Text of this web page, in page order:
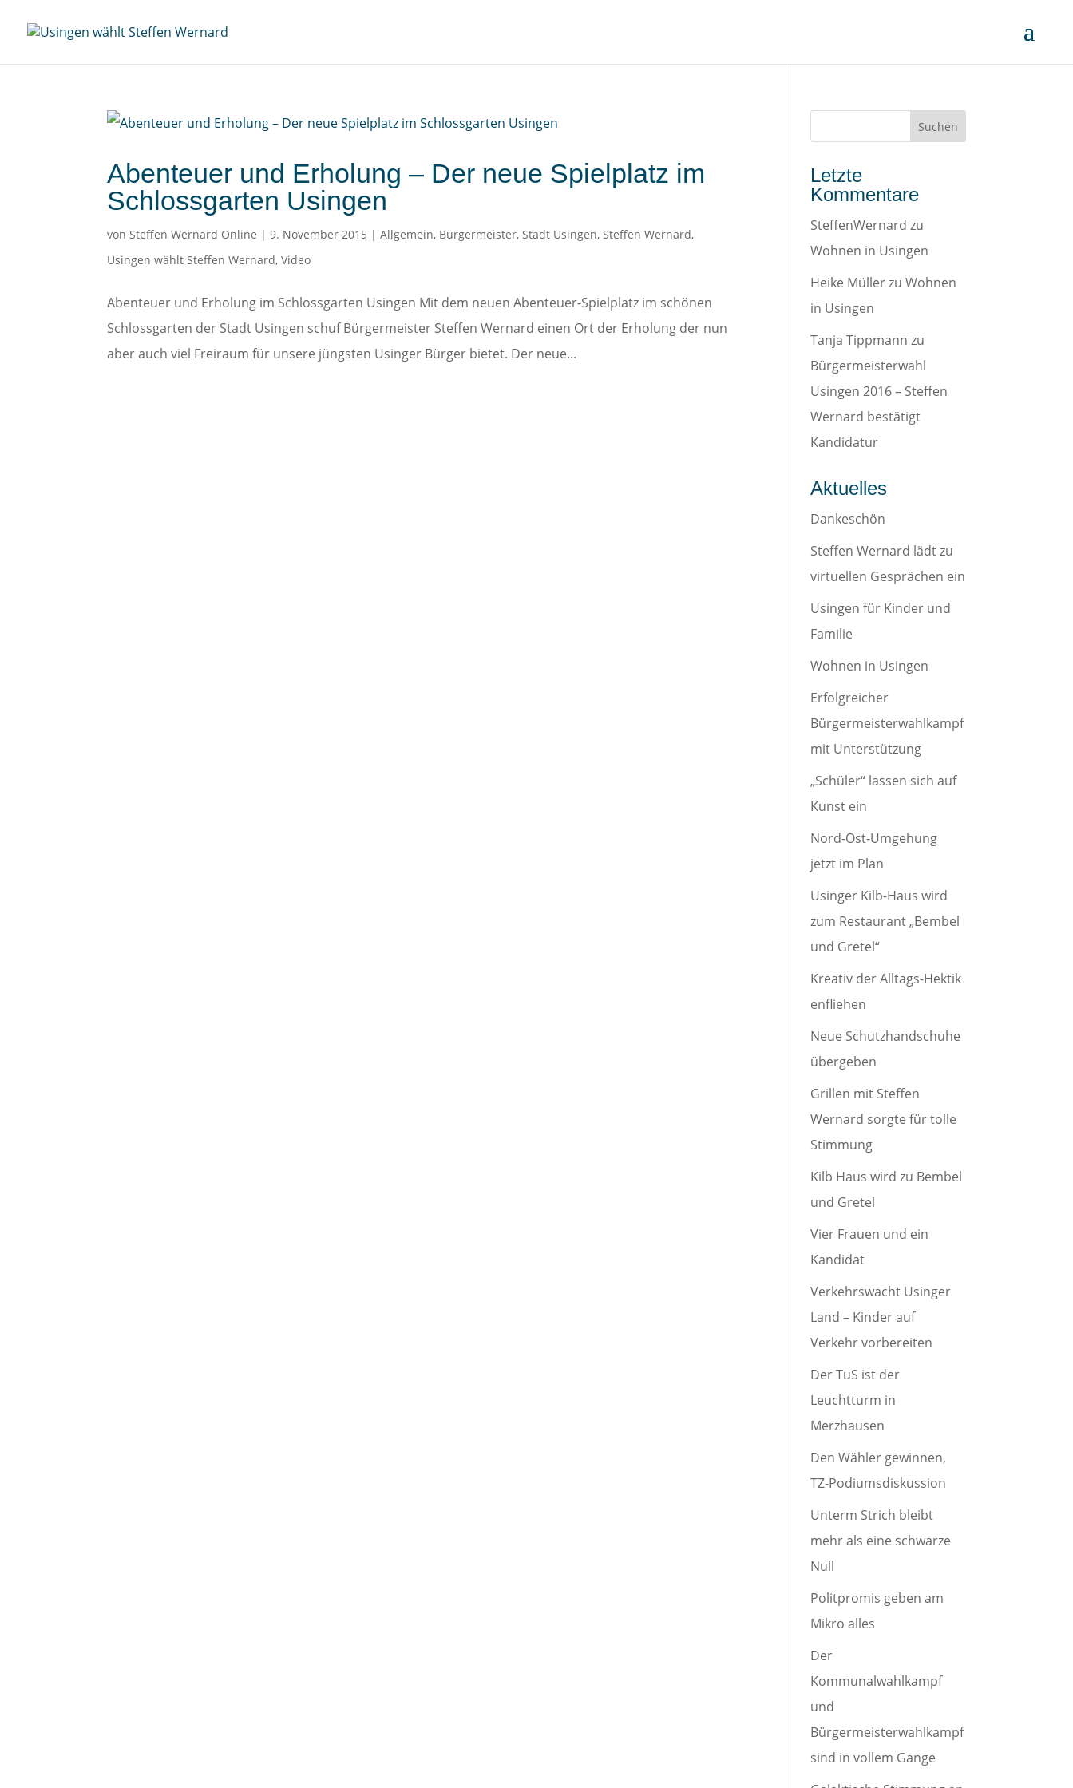
Abenteuer und Erholung – Der neue Spielplatz im
Schlossgarten Usingen
vonSteffen Wernard Online |9. November 2015 |Allgemein, Bürgermeister,Stadt Usingen,Steffen Wernard,
Usingen wählt Steffen Wernard,Video
Abenteuer und Erholung im Schlossgarten Usingen Mit dem neuen Abenteuer-Spielplatz im schönen
Schlossgarten der Stadt Usingen schuf Bürgermeister Steffen Wernard einen Ort der Erholung der nun
aber auch viel Freiraum für unsere jüngsten Usinger Bürger bietet. Der neue...
Letzte
Kommentare
SteffenWernard zu
Wohnen in Usingen
Heike MüllerzuWohnen
in Usingen
Tanja Tippmann zu
Bürgermeisterwahl
Usingen 2016 – Steffen
Wernard bestätigt
Kandidatur
Aktuelles
Dankeschön
Steffen Wernard lädt zu
virtuellen Gesprächen ein
Usingen für Kinder und
Familie
Wohnen in Usingen
Erfolgreicher
Bürgermeisterwahlkampf
mit Unterstützung
„Schüler“ lassen sich auf
Kunst ein
Nord-Ost-Umgehung
jetzt im Plan
Usinger Kilb-Haus wird
zum Restaurant „Bembel
und Gretel“
Kreativ der Alltags-Hektik
enfliehen
Neue Schutzhandschuhe
übergeben
Grillen mit Steffen
Wernard sorgte für tolle
Stimmung
Kilb Haus wird zu Bembel
und Gretel
Vier Frauen und ein
Kandidat
Verkehrswacht Usinger
Land – Kinder auf
Verkehr vorbereiten
Der TuS ist der
Leuchtturm in
Merzhausen
Den Wähler gewinnen,
TZ-Podiumsdiskussion
Unterm Strich bleibt
mehr als eine schwarze
Null
Politpromis geben am
Mikro alles
Der
Kommunalwahlkampf
und
Bürgermeisterwahlkampf
sind in vollem Gange